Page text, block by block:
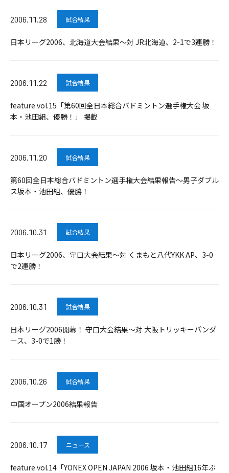
2006.11.28 試合結果
日本リーグ2006、北海道大会結果～対 JR北海道、2-1で3連勝！
2006.11.22 試合結果
feature vol.15「第60回全日本総合バドミントン選手権大会 坂
本・池田組、優勝！」 掲載
2006.11.20 試合結果
第60回全日本総合バドミントン選手権大会結果報告～男子ダブル
ス坂本・池田組、優勝！
2006.10.31 試合結果
日本リーグ2006、守口大会結果～対 くまもと八代YKK AP、3-0
で2連勝！
2006.10.31 試合結果
日本リーグ2006開幕！ 守口大会結果～対 大阪トリッキーパンダ
ース、3-0で1勝！
2006.10.26 試合結果
中国オープン2006結果報告
2006.10.17 ニュース
feature vol.14「YONEX OPEN JAPAN 2006 坂本・池田組16年ぶ